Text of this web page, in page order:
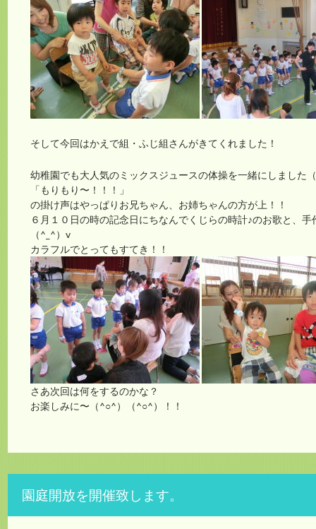
そして今回はかえで組・ふじ組さんがきてくれました！
幼稚園でも大人気のミックスジュースの体操を一緒にしました
「もりもり〜！！！」
の掛け声はやっぱりお兄ちゃん、お姉ちゃんの方が上！！
６月１０日の時の記念日にちなんでくじらの時計♪のお歌と、
（^_^）v
カラフルでとってもすてき！！
さあ次回は何をするのかな？
お楽しみに〜（^○^）（^○^）！！
園庭開放を開催致します。